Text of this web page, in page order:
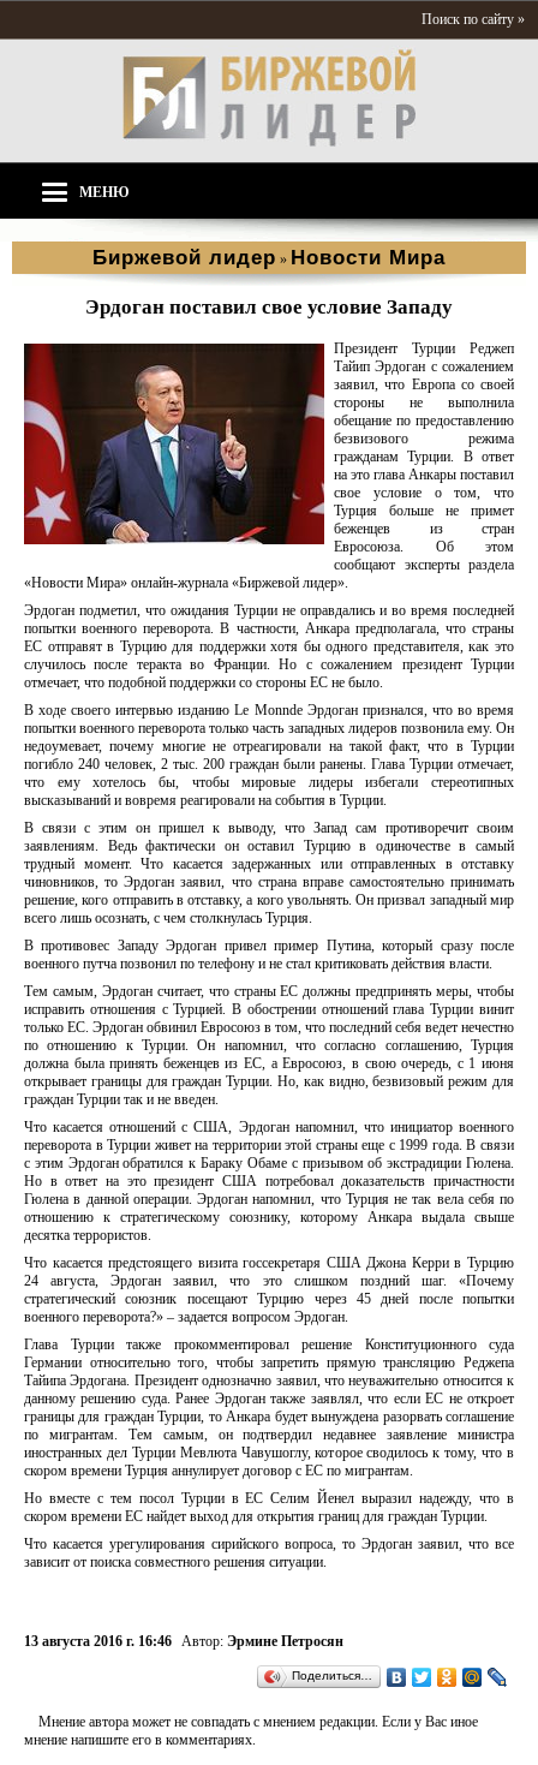
Поиск по сайту »
МЕНЮ
Биржевой лидер » Новости Мира
Эрдоган поставил свое условие Западу
Президент Турции Реджеп
Тайип Эрдоган с сожалением
заявил, что Европа со своей
стороны не выполнила
обещание по предоставлению
безвизового режима
гражданам Турции. В ответ
на это глава Анкары поставил
свое условие о том, что
Турция больше не примет
беженцев из стран
Евросоюза. Об этом
сообщают эксперты раздела
«Новости Мира» онлайн-журнала «Биржевой лидер».
Эрдоган подметил, что ожидания Турции не оправдались и во время последней
попытки военного переворота. В частности, Анкара предполагала, что страны
ЕС отправят в Турцию для поддержки хотя бы одного представителя, как это
случилось после теракта во Франции. Но с сожалением президент Турции
отмечает, что подобной поддержки со стороны ЕС не было.
В ходе своего интервью изданию Le Monnde Эрдоган признался, что во время
попытки военного переворота только часть западных лидеров позвонила ему. Он
недоумевает, почему многие не отреагировали на такой факт, что в Турции
погибло 240 человек, 2 тыс. 200 граждан были ранены. Глава Турции отмечает,
что ему хотелось бы, чтобы мировые лидеры избегали стереотипных
высказываний и вовремя реагировали на события в Турции.
В связи с этим он пришел к выводу, что Запад сам противоречит своим
заявлениям. Ведь фактически он оставил Турцию в одиночестве в самый
трудный момент. Что касается задержанных или отправленных в отставку
чиновников, то Эрдоган заявил, что страна вправе самостоятельно принимать
решение, кого отправить в отставку, а кого увольнять. Он призвал западный мир
всего лишь осознать, с чем столкнулась Турция.
В противовес Западу Эрдоган привел пример Путина, который сразу после
военного путча позвонил по телефону и не стал критиковать действия власти.
Тем самым, Эрдоган считает, что страны ЕС должны предпринять меры, чтобы
исправить отношения с Турцией. В обострении отношений глава Турции винит
только ЕС. Эрдоган обвинил Евросоюз в том, что последний себя ведет нечестно
по отношению к Турции. Он напомнил, что согласно соглашению, Турция
должна была принять беженцев из ЕС, а Евросоюз, в свою очередь, с 1 июня
открывает границы для граждан Турции. Но, как видно, безвизовый режим для
граждан Турции так и не введен.
Что касается отношений с США, Эрдоган напомнил, что инициатор военного
переворота в Турции живет на территории этой страны еще с 1999 года. В связи
с этим Эрдоган обратился к Бараку Обаме с призывом об экстрадиции Гюлена.
Но в ответ на это президент США потребовал доказательств причастности
Гюлена в данной операции. Эрдоган напомнил, что Турция не так вела себя по
отношению к стратегическому союзнику, которому Анкара выдала свыше
десятка террористов.
Что касается предстоящего визита госсекретаря США Джона Керри в Турцию
24 августа, Эрдоган заявил, что это слишком поздний шаг. «Почему
стратегический союзник посещают Турцию через 45 дней после попытки
военного переворота?» – задается вопросом Эрдоган.
Глава Турции также прокомментировал решение Конституционного суда
Германии относительно того, чтобы запретить прямую трансляцию Реджепа
Тайипа Эрдогана. Президент однозначно заявил, что неуважительно относится к
данному решению суда. Ранее Эрдоган также заявлял, что если ЕС не откроет
границы для граждан Турции, то Анкара будет вынуждена разорвать соглашение
по мигрантам. Тем самым, он подтвердил недавнее заявление министра
иностранных дел Турции Мевлюта Чавушоглу, которое сводилось к тому, что в
скором времени Турция аннулирует договор с ЕС по мигрантам.
Но вместе с тем посол Турции в ЕС Селим Йенел выразил надежду, что в
скором времени ЕС найдет выход для открытия границ для граждан Турции.
Что касается урегулирования сирийского вопроса, то Эрдоган заявил, что все
зависит от поиска совместного решения ситуации.
13 августа 2016 г. 16:46 Автор: Эрмине Петросян
Поделиться…
Мнение автора может не совпадать с мнением редакции. Если у Вас иное
мнение напишите его в комментариях.